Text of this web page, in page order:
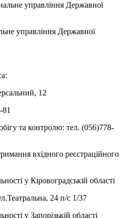
управління Державної
12
та контролю: тел. (056)778-
вхідного реєстраційного
у Кіровоградській області
24 п/с 1/37
у Запорізькій області